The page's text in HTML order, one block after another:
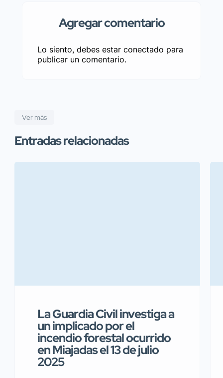
Agregar comentario
Lo siento, debes estar conectado para
publicar un comentario.
Ver más
Entradas relacionadas
La Guardia Civil investiga a
un implicado por el
incendio forestal ocurrido
en Miajadas el 13 de julio
2025